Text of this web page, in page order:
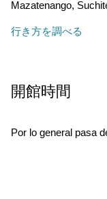
Mazatenango,
行き方を調べる
開館時間
Por lo general pasa